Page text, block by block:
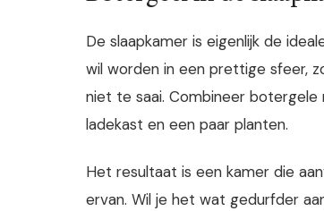
De slaapkamer is eigenlijk de
wil worden in een prettige sfeer,
niet te saai. Combineer
ladekast en een paar planten.
Het resultaat is een kamer die
ervan. Wil je het wat gedurfder